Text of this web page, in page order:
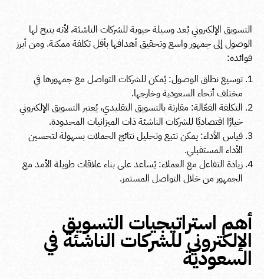
التسويق الإلكتروني يُعد وسيلة حيوية للشركات الناشئة، لأنه يتيح لها
الوصول إلى جمهور واسع وتحقيق أهدافها بأقل تكلفة ممكنة. ومن أبرز
فوائده:
توسيع نطاق الوصول: يُمكن للشركات التواصل مع جمهورها في
مختلف أنحاء السعودية وخارجها.
التكلفة الفعّالة: مقارنة بالتسويق التقليدي، يُعتبر التسويق الإلكتروني
خيارًا اقتصاديًا للشركات الناشئة ذات الميزانيات المحدودة.
قياس الأداء: يمكن تتبع وتحليل نتائج الحملات بسهولة لتحسين
الأداء المستقبلي.
زيادة التفاعل مع العملاء: يُساعد على بناء علاقات طويلة الأمد مع
الجمهور من خلال التواصل المستمر.
أهم استراتيجيات التسويق
الإلكتروني للشركات الناشئة في
السعودية